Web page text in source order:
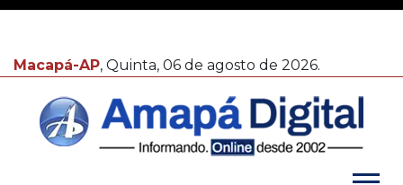
Macapá-AP, Quinta, 06 de agosto de 2026.